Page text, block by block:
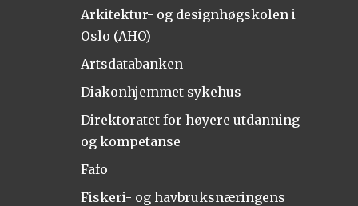
Arkitektur- og designhøgskolen i
Oslo (AHO)
Artsdatabanken
Diakonhjemmet sykehus
Direktoratet for høyere utdanning
og kompetanse
Fafo
Fiskeri- og havbruksnæringens